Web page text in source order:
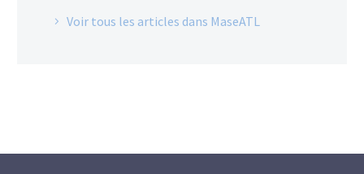
Voir tous les articles dans MaseATL